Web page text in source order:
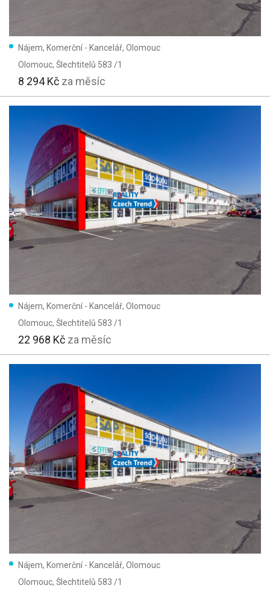
Nájem, Komerční - Kancelář, Olomouc
Olomouc, Šlechtitelů 583 /1
8 294 Kč za měsíc
Nájem, Komerční - Kancelář, Olomouc
Olomouc, Šlechtitelů 583 /1
22 968 Kč za měsíc
Nájem, Komerční - Kancelář, Olomouc
Olomouc, Šlechtitelů 583 /1